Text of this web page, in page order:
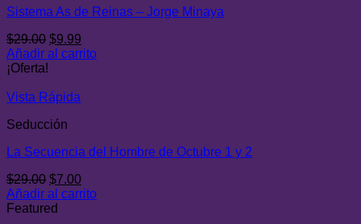
Sistema As de Reinas – Jorge Minaya
$29.00 El
precio
$29.00.
$9.99
precio
Añadir al carrito
¡Oferta!
Vista Rápida
Seducción
La Secuencia del Hombre de Octubre 1 y 2
$29.00 El
precio
original
$7.00El
precio
Añadir al carrito
Featured